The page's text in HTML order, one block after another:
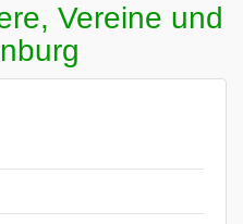
Vereine und